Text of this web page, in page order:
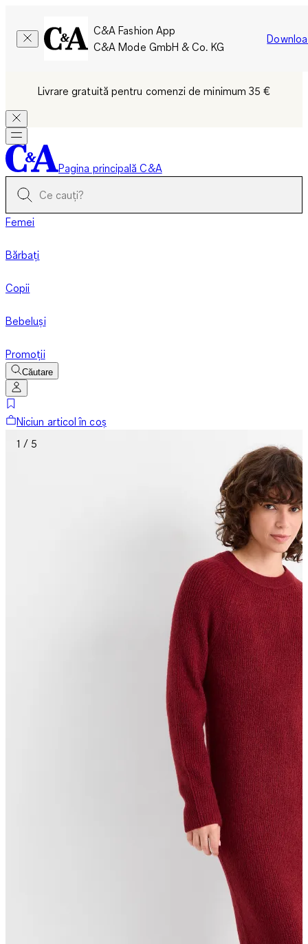
C&A Fashion App
C&A Mode GmbH & Co. KG
Livrare gratuită pentru comenzi de minimum 35 €
Pagina principală C&A
Femei
Bărbați
Copii
Bebeluși
Promoții
Căutare
Niciun articol în coș
1 / 5